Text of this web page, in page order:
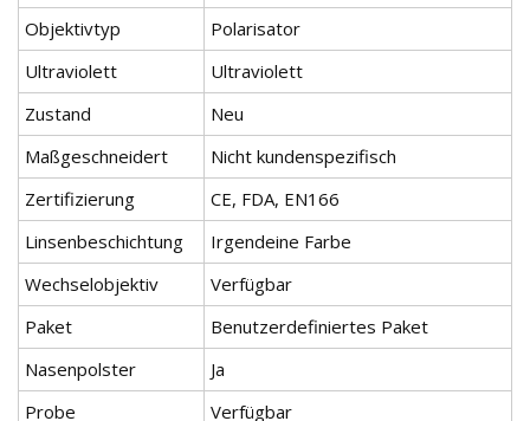
Objektivtyp
Polarisator
Ultraviolett
Ultraviolett
Zustand
Neu
Maßgeschneidert
Nicht kundenspezifisch
Zertifizierung
CE, FDA, EN166
Linsenbeschichtung
Irgendeine Farbe
Wechselobjektiv
Verfügbar
Paket
Benutzerdefiniertes Paket
Nasenpolster
Ja
Probe
Verfügbar